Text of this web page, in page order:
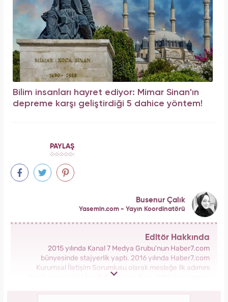
Bilim insanları hayret ediyor: Mimar Sinan'ın
depreme karşı geliştirdiği 5 dahice yöntem!
PAYLAŞ
Busenur Çalık
Yasemin.com - Yayın Koordinatörü
Editör Hakkında
2015 yılında Kanal 7 Medya Grubu'nun Haber7.com
bünyesinde stajyerlik yaptı. 2016 yılında Haber7.com
Kurumsal İletişim Sorumlusu olarak mesleğe ilk adımını
atarak sonrasında İçerik Editörü ve Sosyal Medya Uzmanı
Kadın Sitesinde önce Haber Editörü sonrasında Haber Şefi